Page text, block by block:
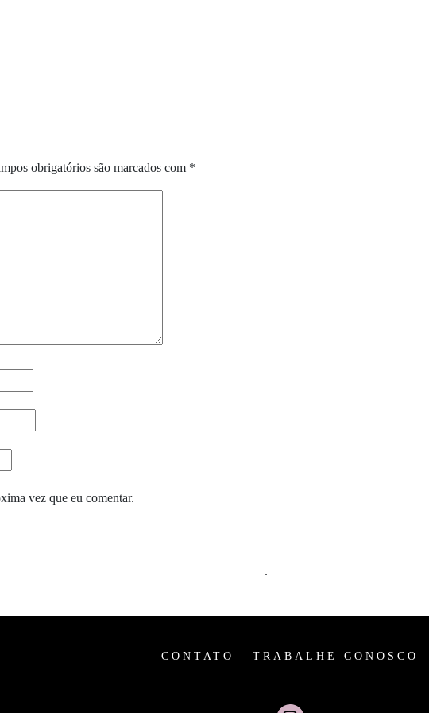
obrigatórios são marcados com *
vez que eu comentar.
.
CONTATO TRABALHE CONOSCO